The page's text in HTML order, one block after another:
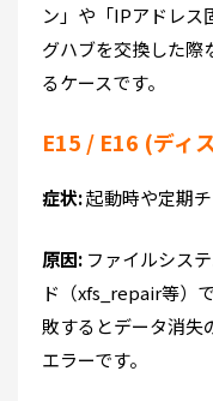
ン」や「IPアドレス
グハブを交換した際
るケースです。
E15 / E16 (ディ
症状:起動時や定期
原因: ファイルシス
ド（xfs_repair等）
敗するとデータ消失
エラーです。